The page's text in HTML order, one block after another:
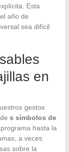
Esta
año de
sea difícil
en
gestos
s símbolos de
hasta la
a veces
sobre la